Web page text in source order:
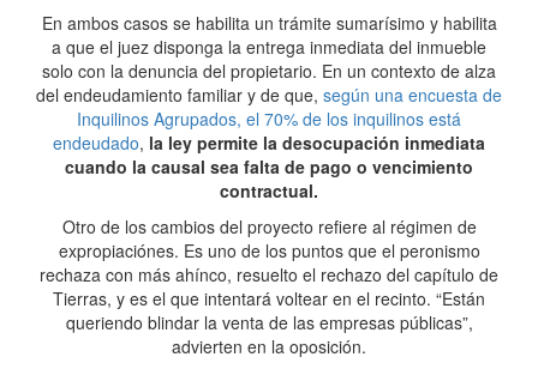
En ambos casos se habilita un trámite sumarísimo y habilita
a que el juez disponga la entrega inmediata del inmueble
solo con la denuncia del propietario. En un contexto de alza
del endeudamiento familiar y de que, según una encuesta de
Inquilinos Agrupados, el 70% de los inquilinos está
endeudado, la ley permite la desocupación inmediata
cuando la causal sea falta de pago o vencimiento
contractual.
Otro de los cambios del proyecto refiere al régimen de
expropiaciónes. Es uno de los puntos que el peronismo
rechaza con más ahínco, resuelto el rechazo del capítulo de
Tierras, y es el que intentará voltear en el recinto. “Están
queriendo blindar la venta de las empresas públicas”,
advierten en la oposición.